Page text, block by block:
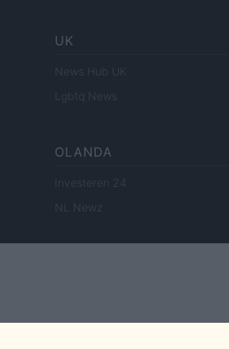
UK
News Hub UK
Lgbtq News
OLANDA
Investeren 24
NL Newz